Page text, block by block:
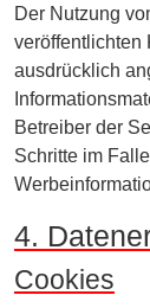
Der Nutzung
veröffentlichten
ausdrücklich
Betreiber der
Schritte im
4.
Cookies